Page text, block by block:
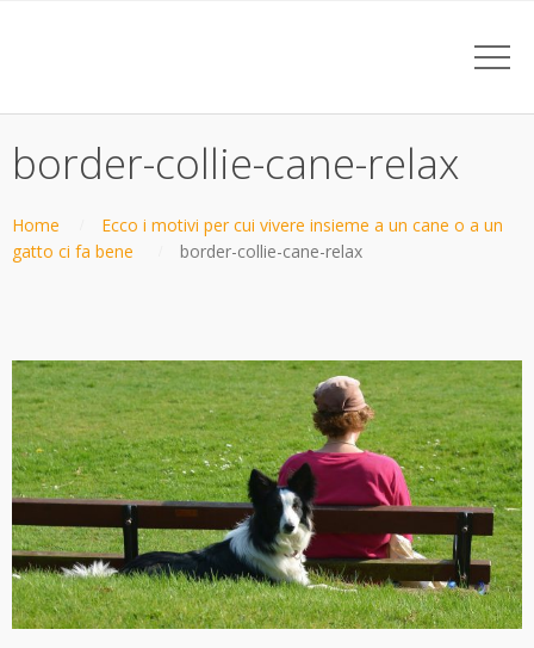
border-collie-cane-relax
Home
Ecco i motivi per cui vivere insieme a un cane o a un
gatto ci fa bene
border-collie-cane-relax